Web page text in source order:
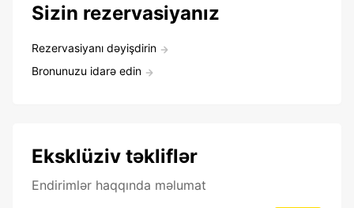
Sizin rezervasiyanız
Rezervasiyanı dəyişdirin
Bronunuzu idarə edin
Eksklüziv təkliflər
Endirimlər haqqında məlumat